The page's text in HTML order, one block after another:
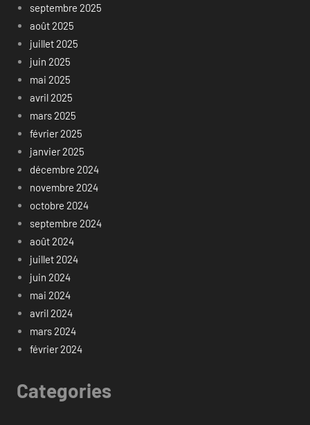
septembre 2025
août 2025
juillet 2025
juin 2025
mai 2025
avril 2025
mars 2025
février 2025
janvier 2025
décembre 2024
novembre 2024
octobre 2024
septembre 2024
août 2024
juillet 2024
juin 2024
mai 2024
avril 2024
mars 2024
février 2024
Categories